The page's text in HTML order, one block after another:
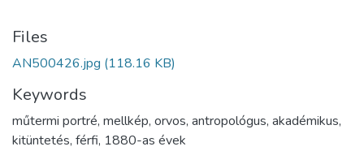
Files
AN500426.jpg (118.16 KB)
Keywords
műtermi portré, mellkép, orvos, antropológus, akadémikus,
kitüntetés, férfi, 1880-as évek